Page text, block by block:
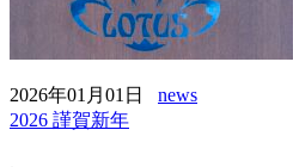
2026年01月01日 news
2026 謹賀新年
.